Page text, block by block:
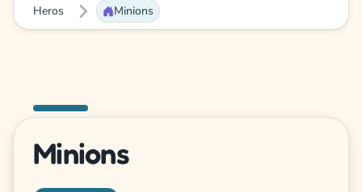
Heros
Minions
Minions